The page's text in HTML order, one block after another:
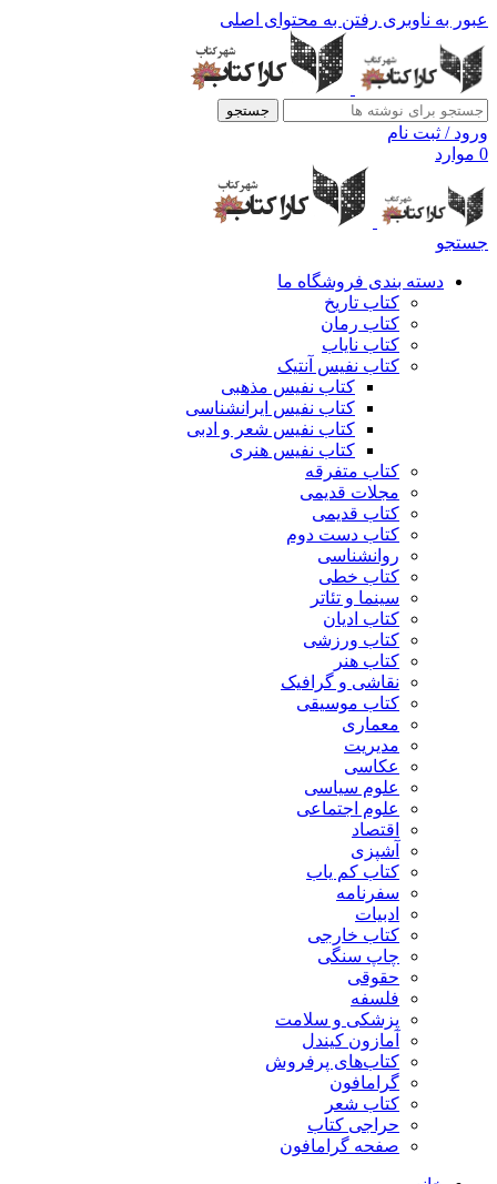
عبور به ناوبری رفتن به محتوای اصلی
جستجو
ورود / ثبت نام
0 موارد
جستجو
دسته بندی فروشگاه ما
کتاب تاریخ
کتاب رمان
کتاب نایاب
کتاب نفیس آنتیک
کتاب نفیس مذهبی
کتاب نفیس ایرانشناسی
کتاب نفیس شعر و ادبی
کتاب نفیس هنری
کتاب متفرقه
مجلات قدیمی
کتاب قدیمی
کتاب دست دوم
روانشناسی
کتاب خطی
سینما و تئاتر
کتاب ادیان
کتاب ورزشی
کتاب هنر
نقاشی و گرافیک
کتاب موسیقی
معماری
مدیریت
عکاسی
علوم سیاسی
علوم اجتماعی
اقتصاد
آشپزی
کتاب کم یاب
سفرنامه
ادبیات
کتاب خارجی
چاپ سنگی
حقوقی
فلسفه
پزشکی و سلامت
آمازون کیندل
کتاب‌های پرفروش
گرامافون
کتاب شعر
حراجی کتاب
صفحه گرامافون